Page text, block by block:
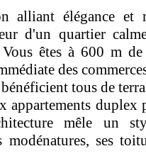
alliant élégance et
d'un quartier
Vous êtes à 600 m
des
tous de
appartements duplex
mêle un
modénatures, ses